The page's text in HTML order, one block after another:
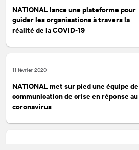
NATIONALlance une plateforme pour
guider les organisations à travers la
réalité de la COVID-19
11 février 2020
NATIONALmet sur pied une équipe de
communication de crise en réponse au
coronavirus